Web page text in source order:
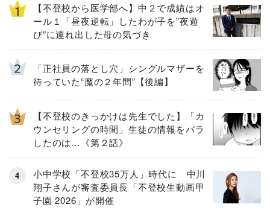
【不登校から医学部へ】中２で成績はオ
ール１「昼夜逆転」したわが子を”夜遊
び”に連れ出した母の気づき
「正社員の落とし穴」シングルマザーを
待っていた“魔の２年間”【後編】
【不登校のきっかけは先生でした】「カ
ウンセリングの時間」生徒の情報をバラ
したのは…《第２話》
小中学校「不登校35万人」時代に 中川
翔子さんが審査委員長「不登校生動画甲
子園 2026」が開催